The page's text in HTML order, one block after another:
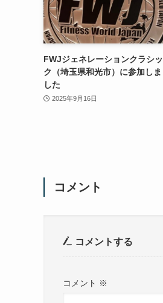
FWJジェネレーションクラシッ
ク（埼玉県和光市）に参加しま
した
2025年9月16日
コメント
コメントする
コメント ※